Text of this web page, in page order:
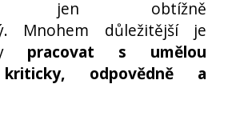
jen obtížně
Mnohem důležitější je
pracovat s umělou
odpovědně a